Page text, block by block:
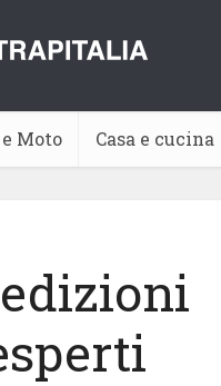
Moto Casa e cucina